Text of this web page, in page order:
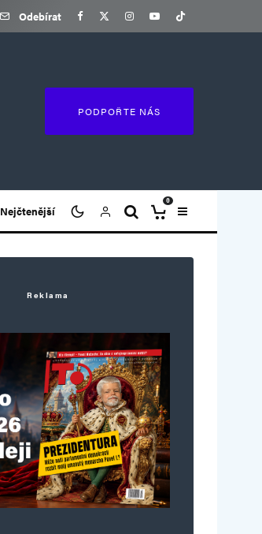
Odebírat
PODPOŘTE NÁS
Nejčtenější
0
Reklama